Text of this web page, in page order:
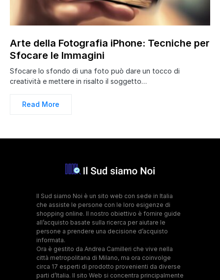
Arte della Fotografia iPhone: Tecniche per
Sfocare le Immagini
Sfocare lo sfondo di una foto può dare un tocco di
creatività e mettere in risalto il soggetto…
Read More
Il Sud siamo Noi è un sito web con sede in Italia
che assiste le persone con le loro esigenze di
shopping online. Il nostro obiettivo è fornire guide
all’acquisto basate sulla ricerca per aiutare le
persone a prendere una decisione d’acquisto
informata.
Ora è gestito da Andrea Camilleri che vive nella
città metropolitana di Milano, ma ora coinvolge
circa 17 esperti di prodotto provenienti da diverse
parti d’Italia. Il sito Web si concentra principalmente